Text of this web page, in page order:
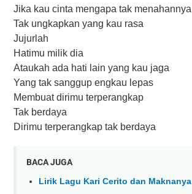
Jika kau cinta mengapa tak menahannya
Tak ungkapkan yang kau rasa
Jujurlah
Hatimu milik dia
Ataukah ada hati lain yang kau jaga
Yang tak sanggup engkau lepas
Membuat dirimu terperangkap
Tak berdaya
Dirimu terperangkap tak berdaya
BACA JUGA
Lirik Lagu Kari Cerito dan Maknanya